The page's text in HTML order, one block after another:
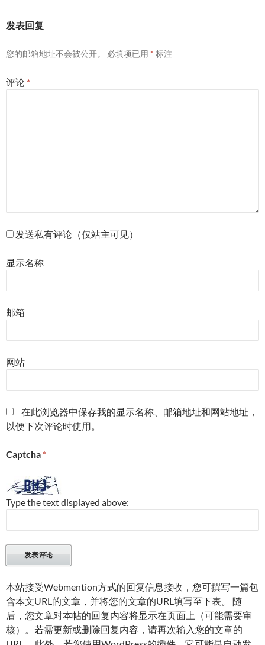
发表回复
您的邮箱地址不会被公开。 必填项已用 * 标注
评论 *
发送私有评论（仅站主可见）
显示名称
邮箱
网站
在此浏览器中保存我的显示名称、邮箱地址和网站地址，
以便下次评论时使用。
Captcha *
Type the text displayed above:
本站接受Webmention方式的回复信息接收，您可撰写一篇包
含本文URL的文章，并将您的文章的URL填写至下表。 随
后，您文章对本帖的回复内容将显示在页面上（可能需要审
核）。若需更新或删除回复内容，请再次输入您的文章的